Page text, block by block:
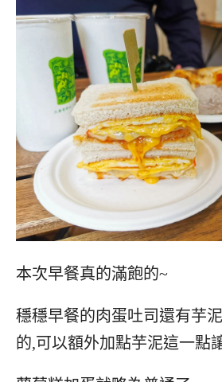
本次早餐真的滿飽的~
穩穩早餐的肉蛋吐司還有芋
的,可以額外加點芋泥這一點